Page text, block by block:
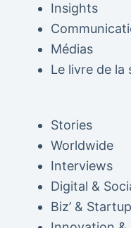
Insights
Médias
Le livre de la
Stories
Worldwide
Interviews
Digital &
Biz’ &